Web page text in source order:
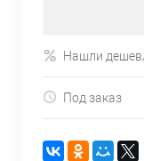
Нашли
Под заказ